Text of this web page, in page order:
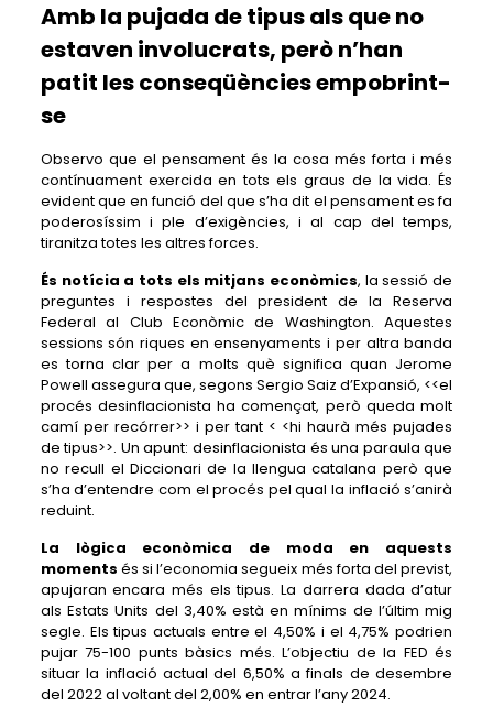
Amb la pujada de tipus als que no
estaven involucrats, però n’han
patit les conseqüències empobrint-
se
Observo que el pensament és la cosa més forta i més
contínuament exercida en tots els graus de la vida. És
evident que en funció del que s’ha dit el pensament es fa
poderosíssim i ple d’exigències, i al cap del temps,
tiranitza totes les altres forces.
És notícia a tots els mitjans econòmics, la sessió de
preguntes i respostes del president de la Reserva
Federal al Club Econòmic de Washington. Aquestes
sessions són riques en ensenyaments i per altra banda
es torna clar per a molts què significa quan Jerome
Powell assegura que, segons Sergio Saiz d’Expansió, <<el
procés desinflacionista ha començat, però queda molt
camí per recórrer>> i per tant < <hi haurà més pujades
de tipus>>. Un apunt: desinflacionista és una paraula que
no recull el Diccionari de la llengua catalana però que
s’ha d’entendre com el procés pel qual la inflació s’anirà
reduint.
La lògica econòmica de moda en aquests
moments és si l’economia segueix més forta del previst,
apujaran encara més els tipus. La darrera dada d’atur
als Estats Units del 3,40% està en mínims de l’últim mig
segle. Els tipus actuals entre el 4,50% i el 4,75% podrien
pujar 75-100 punts bàsics més. L’objectiu de la FED és
situar la inflació actual del 6,50% a finals de desembre
del 2022 al voltant del 2,00% en entrar l’any 2024.